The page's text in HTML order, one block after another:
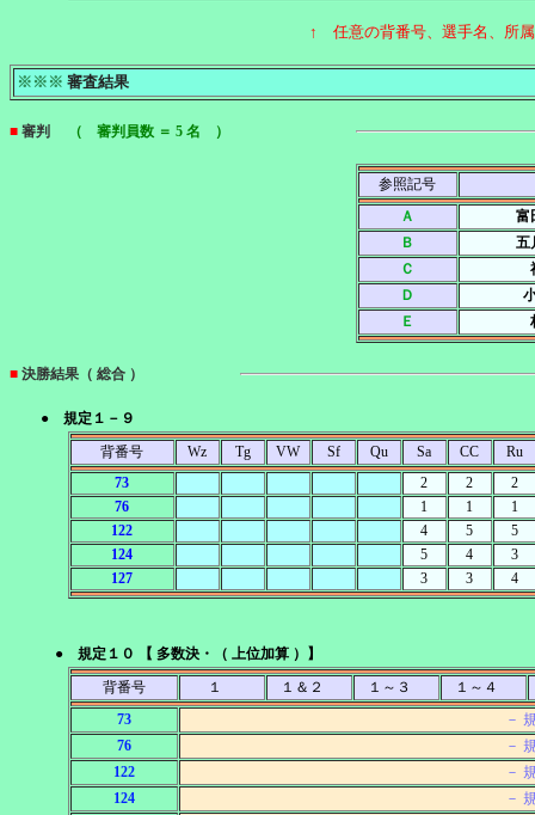
↑ 任意の背番号、選手名、所
※※※ 審査結果
■ 審判 （ 審判員数 ＝ 5 名 ）
参照記号
Ａ
富
Ｂ
五
Ｃ
Ｄ
Ｅ
■ 決勝結果（ 総合 ）
● 規定１－９
背番号
Wz Tg VW Sf Qu Sa CC
Ru
73
2 2
2
76
1 1
1
122
4 5
5
124
5 4
3
127
3 3 4
● 規定１０ 【 多数決・（ 上位加算 ）】
背番号
１ １＆２ １～３
１～４
73
－
76
－
122
－
124
－